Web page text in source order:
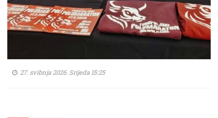
27. svibnja 2026. Srijeda 15:25